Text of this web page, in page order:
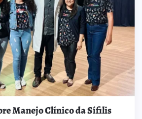
Manejo Clínico da Sífilis